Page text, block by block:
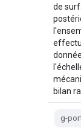
de
bilan
g-